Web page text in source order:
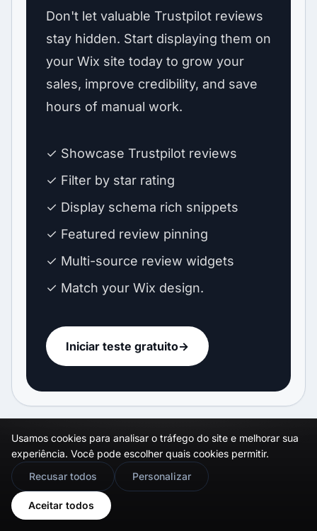
Don't let valuable Trustpilot reviews
stay hidden. Start displaying them on
your Wix site today to grow your
sales, improve credibility, and save
hours of manual work.
✓ Showcase Trustpilot reviews
✓ Filter by star rating
✓ Display schema rich snippets
✓ Featured review pinning
✓ Multi-source review widgets
✓ Match your Wix design.
Iniciar teste gratuito→
Official API integrations
Usamos cookies para analisar o tráfego do site e melhorar sua
experiência. Você pode escolher quais cookies permitir.
Recusar todos
Personalizar
Aceitar todos
🇬🇧 Would you prefer this site in English?
View in English